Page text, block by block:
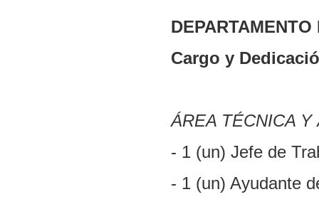
Cargo y
ÁREA TÉCNICA
- 1 (un) Jefe de
- 1 (un) Ayudante